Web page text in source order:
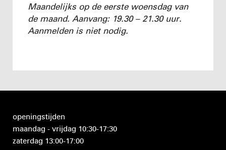
Maandelijks op de eerste woensdag van
de maand. Aanvang: 19.30 – 21.30 uur.
Aanmelden is niet nodig.
openingstijden
maandag - vrijdag 10:30-17:30
zaterdag 13:00-17:00